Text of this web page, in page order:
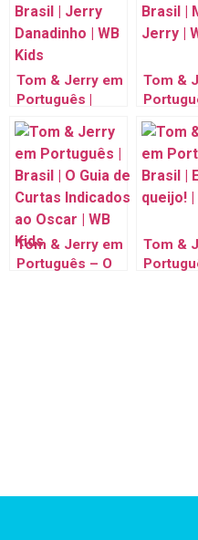
Tom & Jerry em
Português |
Brasil | Jerry
Danadinho | WB
Kids
Tom &
Brasil |
Jerry
Tom & Jerry em
Português – O
Tom &